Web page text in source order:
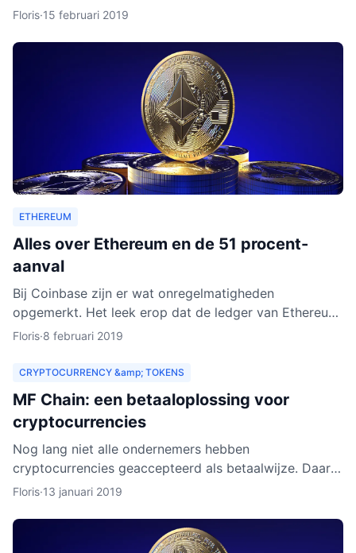
hoogtepunt te staan en Ethereum volgde in rap
Floris·15 februari 2019
ETHEREUM
Alles over Ethereum en de 51 procent-
aanval
Bij Coinbase zijn er wat onregelmatigheden
opgemerkt. Het leek erop dat de ledger van Ethereum
Classic werd herschreven. Dat zou betekenen dat
Floris·8 februari 2019
CRYPTOCURRENCY &amp; TOKENS
MF Chain: een betaaloplossing voor
cryptocurrencies
Nog lang niet alle ondernemers hebben
cryptocurrencies geaccepteerd als betaalwijze. Daar
wil MF Chain een verandering in maken. Het bedrijf wil
Floris·13 januari 2019